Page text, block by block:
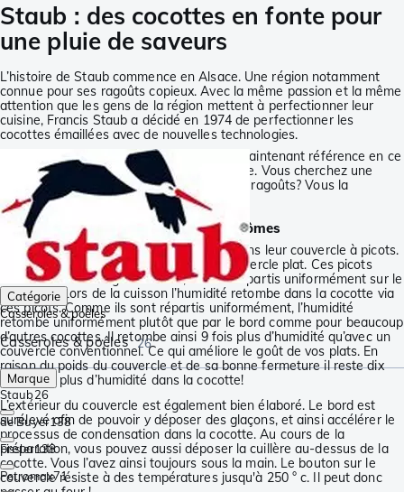
Staub : des cocottes en fonte pour
une pluie de saveurs
L’histoire de Staub commence en Alsace. Une région notamment
connue pour ses ragoûts copieux. Avec la même passion et la même
attention que les gens de la région mettent à perfectionner leur
cuisine, Francis Staub a décidé en 1974 de perfectionner les
cocottes émaillées avec de nouvelles technologies.
Il en résulte que les cocottes Staub font maintenant référence en ce
qui concerne les cocottes en fonte émaillée. Vous cherchez une
cocotte Staub afin de cuisiner de délicieux ragoûts? Vous la
trouverez chez Knivesandtools !
Couvercle à picots pour une pluie d’arômes
L’ingéniosité des cocottes Staub réside dans leur couvercle à picots.
Des picots se trouvent à l’intérieur du couvercle plat. Ces picots
ressemblent à des gouttelettes, ils sont répartis uniformément sur le
couvercle. Lors de la cuisson l’humidité retombe dans la cocotte via
ces picots. Comme ils sont répartis uniformément, l’humidité
retombe uniformément plutôt que par le bord comme pour beaucoup
d’autres cocottes. Il retombe ainsi 9 fois plus d’humidité qu’avec un
couvercle conventionnel. Ce qui améliore le goût de vos plats. En
raison du poids du couvercle et de sa bonne fermeture il reste dix
pour cent plus d’humidité dans la cocotte!
L’extérieur du couvercle est également bien élaboré. Le bord est
surélevé afin de pouvoir y déposer des glaçons, et ainsi accélérer le
processus de condensation dans la cocotte. Au cours de la
préparation, vous pouvez aussi déposer la cuillère au-dessus de la
cocotte. Vous l’avez ainsi toujours sous la main. Le bouton sur le
couvercle résiste à des températures jusqu'à 250 ° c. Il peut donc
Catégorie
Casseroles & poêles
Casseroles & poêles 26
Marque
Staub26
de Buyer138
Fissler138
Petromax71